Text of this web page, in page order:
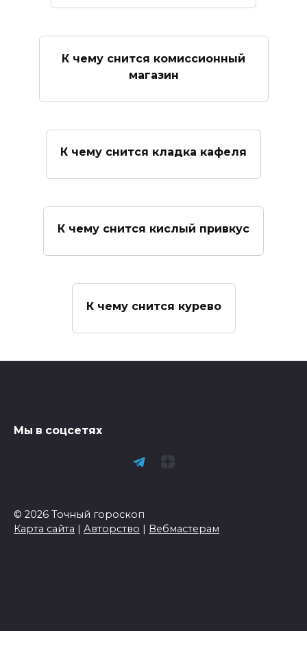
К чему снится комиссионный
магазин
К чему снится кладка кафеля
К чему снится кислый привкус
К чему снится курево
Мы в соцсетях
© 2026 Точный гороскоп
Карта сайта | Авторство | Вебмастерам